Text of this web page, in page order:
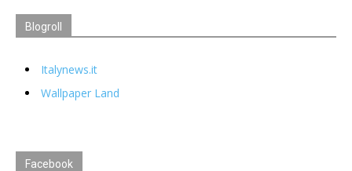
Blogroll
Italynews.it
Wallpaper Land
Facebook